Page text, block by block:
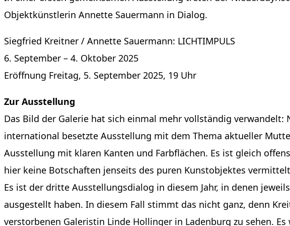
Objektkünstlerin Annette Sauermann in Dialog.
Siegfried Kreitner / Annette Sauermann: LICHTIMPULS
6. September – 4. Oktober 2025
Eröffnung Freitag, 5. September 2025, 19 Uhr
Zur Ausstellung
Das Bild der Galerie hat sich einmal mehr vollständig verwandelt:
international besetzte Ausstellung mit dem Thema aktueller
Ausstellung mit klaren Kanten und Farbflächen. Es ist gleich
hier keine Botschaften jenseits des puren Kunstobjektes
Es ist der dritte Ausstellungsdialog in diesem Jahr, in denen
ausgestellt haben. In diesem Fall stimmt das nicht ganz, denn
verstorbenen Galeristin Linde Hollinger in Ladenburg zu sehen.